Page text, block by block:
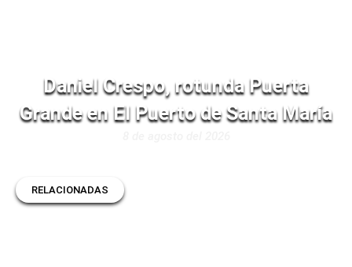
Daniel Crespo, rotunda Puerta
Grande en El Puerto de Santa María
RELACIONADAS